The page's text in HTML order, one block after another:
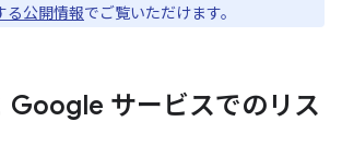
る公開情報でご覧いただけます。
サービスでのリス